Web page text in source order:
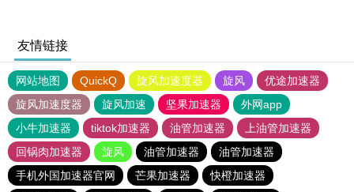
友情链接
网站地图 QuickQ 旋风加速度器 旋风
优途加速器
旋风加速度器
旋风加速 坚果加速器
外网app
小牛加速器
tiktok加速器 油管加速器
上油管加速器
回锅肉加速器
旋风 油管加速器
油管加速器
手机外国加速器官网
芒果加速器
快橙加速器